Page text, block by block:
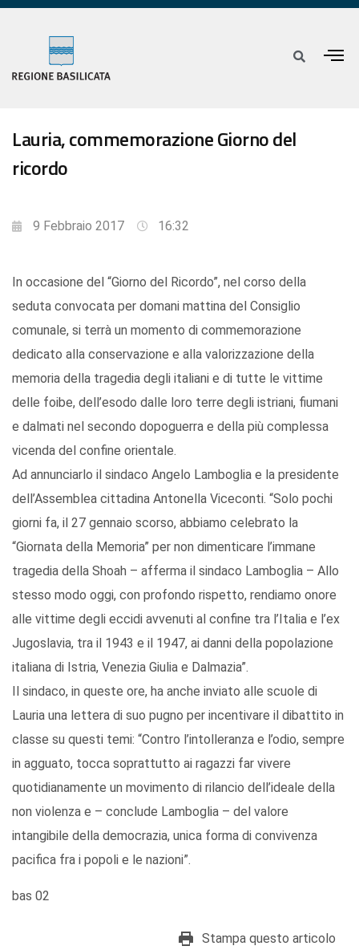
Lauria, commemorazione Giorno del
ricordo
9 Febbraio 2017 16:32
In occasione del “Giorno del Ricordo”, nel corso della
seduta convocata per domani mattina del Consiglio
comunale, si terrà un momento di commemorazione
dedicato alla conservazione e alla valorizzazione della
memoria della tragedia degli italiani e di tutte le vittime
delle foibe, dell’esodo dalle loro terre degli istriani, fiumani
e dalmati nel secondo dopoguerra e della più complessa
vicenda del confine orientale.
Ad annunciarlo il sindaco Angelo Lamboglia e la presidente
dell’Assemblea cittadina Antonella Viceconti. “Solo pochi
giorni fa, il 27 gennaio scorso, abbiamo celebrato la
“Giornata della Memoria” per non dimenticare l’immane
tragedia della Shoah – afferma il sindaco Lamboglia – Allo
stesso modo oggi, con profondo rispetto, rendiamo onore
alle vittime degli eccidi avvenuti al confine tra l’Italia e l’ex
Jugoslavia, tra il 1943 e il 1947, ai danni della popolazione
italiana di Istria, Venezia Giulia e Dalmazia”.
Il sindaco, in queste ore, ha anche inviato alle scuole di
Lauria una lettera di suo pugno per incentivare il dibattito in
classe su questi temi: “Contro l’intolleranza e l’odio, sempre
in agguato, tocca soprattutto ai ragazzi far vivere
quotidianamente un movimento di rilancio dell’ideale della
non violenza e – conclude Lamboglia – del valore
intangibile della democrazia, unica forma di convivenza
pacifica fra i popoli e le nazioni”.
bas 02
Stampa questo articolo